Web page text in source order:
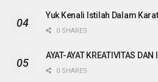
Yuk Kenali Istilah Dalam
0 SHARES
AYAT-AYAT KREATIVITAS DAN
0 SHARES